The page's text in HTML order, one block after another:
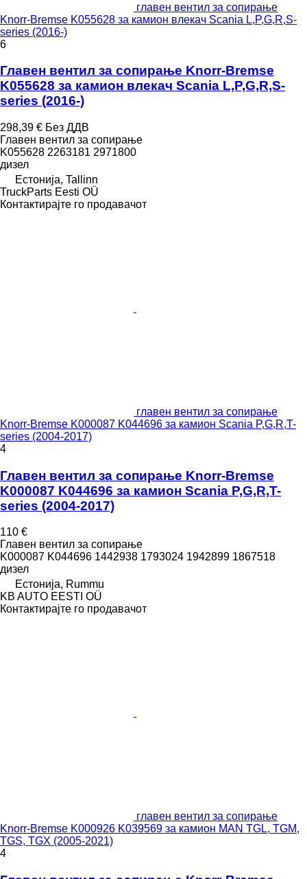
главен вентил за сопирање
Knorr-Bremse K055628 за камион влекач Scania L,P,G,R,S-
series (2016-)
6
Главен вентил за сопирање Knorr-Bremse
K055628 за камион влекач Scania L,P,G,R,S-
series (2016-)
298,39 € Без ДДВ
Главен вентил за сопирање
K055628 2263181 2971800
дизел
Естонија, Tallinn
TruckParts Eesti OÜ
Контактирајте го продавачот
главен вентил за сопирање
Knorr-Bremse K000087 K044696 за камион Scania P,G,R,T-
series (2004-2017)
4
Главен вентил за сопирање Knorr-Bremse
K000087 K044696 за камион Scania P,G,R,T-
series (2004-2017)
110 €
Главен вентил за сопирање
K000087 K044696 1442938 1793024 1942899 1867518
дизел
Естонија, Rummu
KB AUTO EESTI OÜ
Контактирајте го продавачот
главен вентил за сопирање
Knorr-Bremse K000926 K039569 за камион MAN TGL, TGM,
TGS, TGX (2005-2021)
4